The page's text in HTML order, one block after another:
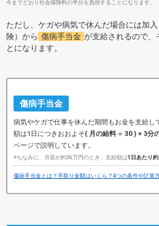
今までどおり社会保険料の半分を負担することになります。
ただし、ケガや病気で休んだ場合には加
険）から 傷病手当金 が支給されるので、
とになります。
傷病手当金
病気やケガで仕事を休んだ期間もお金を支給し
額は1日につきおおよそ( 月の給料 ÷ 30 ) × 3分
ページで説明しています。
※ちなみに、月収が約36万円のとき、支給額は1日あたり
傷病手当金とは？手取り金額はいくら？4つの条件や計算